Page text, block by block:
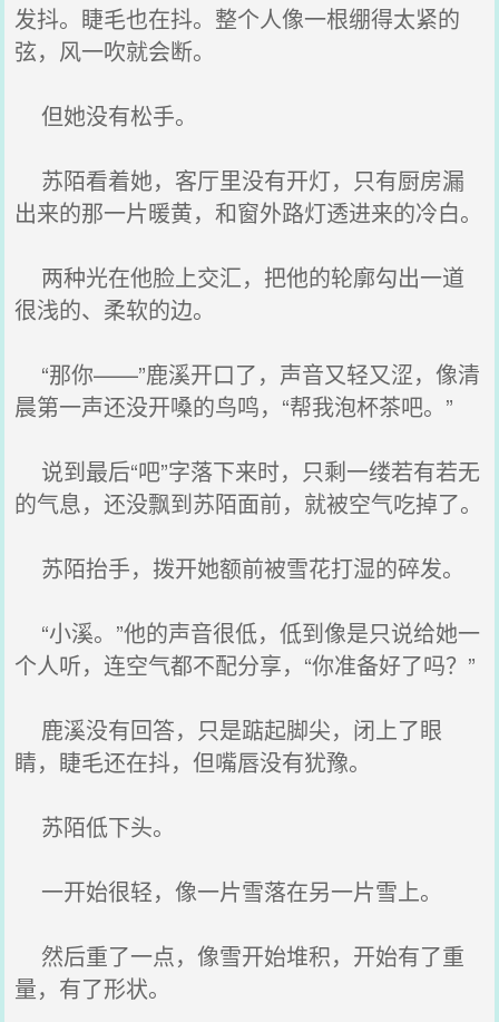
发抖。睫毛也在抖。整个人像一根绷得太紧的
弦，风一吹就会断。
但她没有松手。
苏陌看着她，客厅里没有开灯，只有厨房漏
出来的那一片暖黄，和窗外路灯透进来的冷白。
两种光在他脸上交汇，把他的轮廓勾出一道
很浅的、柔软的边。
“那你——”鹿溪开口了，声音又轻又涩，像清
晨第一声还没开嗓的鸟鸣，“帮我泡杯茶吧。”
说到最后“吧”字落下来时，只剩一缕若有若无
的气息，还没飘到苏陌面前，就被空气吃掉了。
苏陌抬手，拨开她额前被雪花打湿的碎发。
“小溪。”他的声音很低，低到像是只说给她一
个人听，连空气都不配分享，“你准备好了吗？”
鹿溪没有回答，只是踮起脚尖，闭上了眼
睛，睫毛还在抖，但嘴唇没有犹豫。
苏陌低下头。
一开始很轻，像一片雪落在另一片雪上。
然后重了一点，像雪开始堆积，开始有了重
量，有了形状。